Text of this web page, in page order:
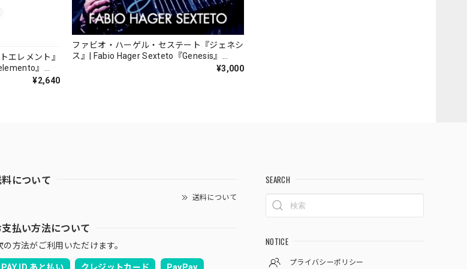
エレメント』
』
¥2,640
ファビオ・ハーゲル・セステート『ジェネシ
ス』| Fabio Hager Sexteto『Genesis』
¥3,000
について
送料について
払い方法について
の方法がご利用いただけます。
SEARCH
NOTICE
プライバシーポリシー